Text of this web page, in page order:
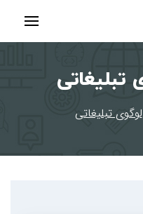
تبلیغاتی
لوگوی تبلیغاتی